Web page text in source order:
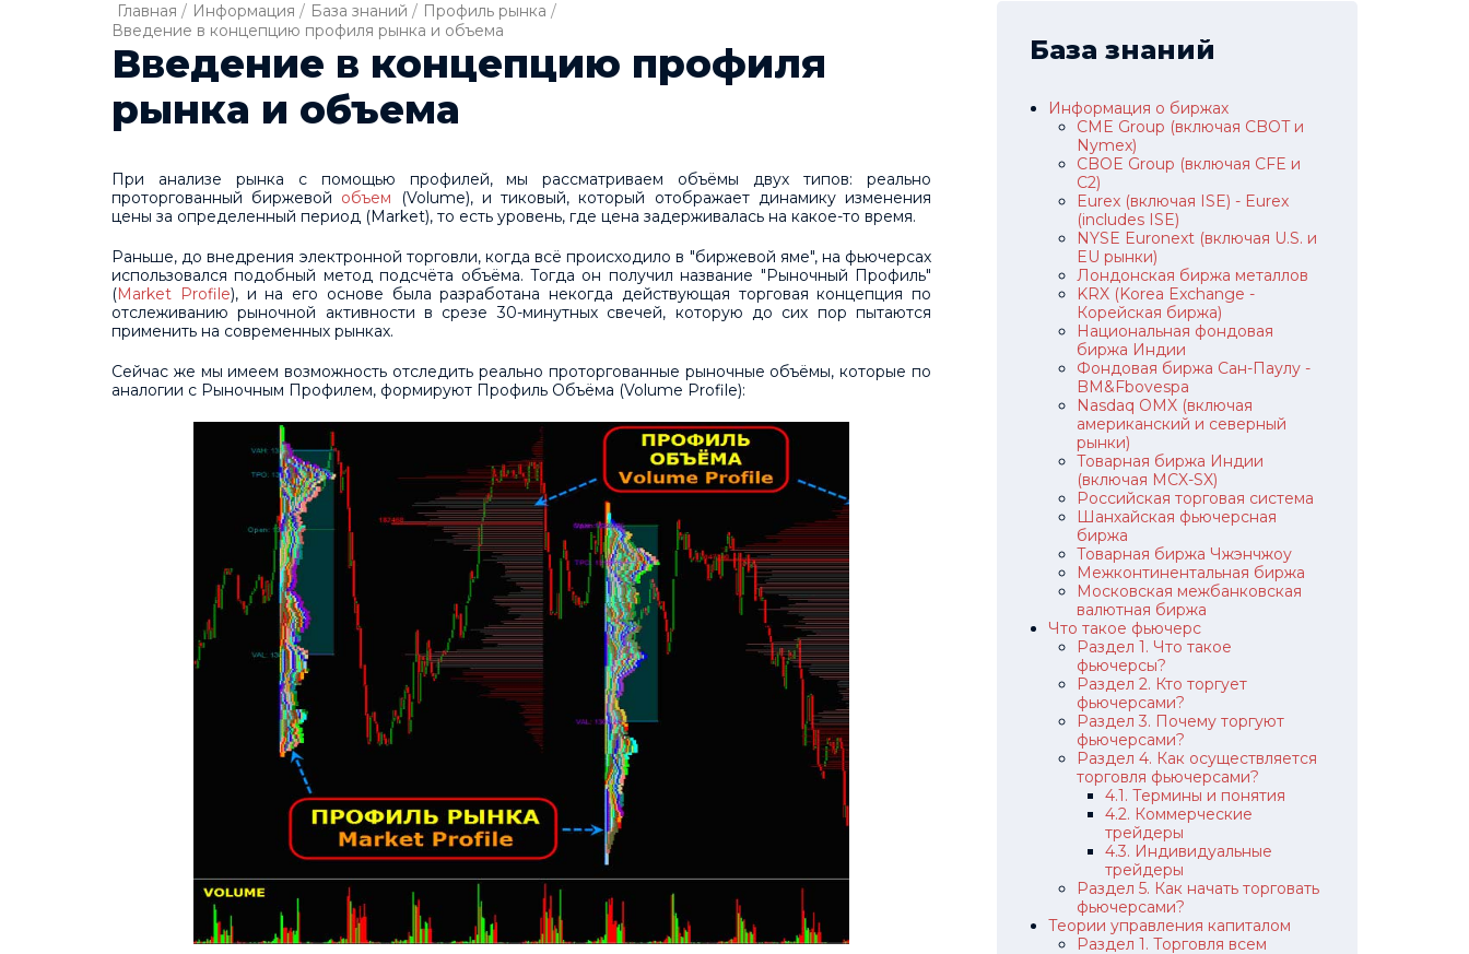
Главная / Информация / База знаний / Профиль рынка /
Введение в концепцию профиля рынка и объема
Введение в концепцию профиля
рынка и объема
При анализе рынка с помощью профилей, мы рассматриваем объёмы двух типов: реально
проторгованный биржевой объем (Volume), и тиковый, который отображает динамику изменения
цены за определенный период (Market), то есть уровень, где цена задерживалась на какое-то время.
Раньше, до внедрения электронной торговли, когда всё происходило в "биржевой яме", на фьючерсах
использовался подобный метод подсчёта объёма. Тогда он получил название "Рыночный Профиль"
(Market Profile), и на его основе была разработана некогда действующая торговая концепция по
отслеживанию рыночной активности в срезе 30-минутных свечей, которую до сих пор пытаются
применить на современных рынках.
Сейчас же мы имеем возможность отследить реально проторгованные рыночные объёмы, которые по
аналогии с Рыночным Профилем, формируют Профиль Объёма (Volume Profile):
База знаний
Информация о биржах
CME Group (включая CBOT и
Nymex)
CBOE Group (включая CFE и
C2)
Eurex (включая ISE) - Eurex
(includes ISE)
NYSE Euronext (включая U.S. и
EU рынки)
Лондонская биржа металлов
KRX (Korea Exchange -
Корейская биржа)
Национальная фондовая
биржа Индии
Фондовая биржа Сан-Паулу -
BM&Fbovespa
Nasdaq OMX (включая
американский и северный
рынки)
Товарная биржа Индии
(включая MCX-SX)
Российская торговая система
Шанхайская фьючерсная
биржа
Товарная биржа Чжэнчжоу
Межконтинентальная биржа
Московская межбанковская
валютная биржа
Что такое фьючерс
Раздел 1. Что такое
фьючерсы?
Раздел 2. Кто торгует
фьючерсами?
Раздел 3. Почему торгуют
фьючерсами?
Раздел 4. Как осуществляется
торговля фьючерсами?
4.1. Термины и понятия
4.2. Коммерческие
трейдеры
4.3. Индивидуальные
трейдеры
Раздел 5. Как начать торговать
фьючерсами?
Теории управления капиталом
Раздел 1. Торговля всем